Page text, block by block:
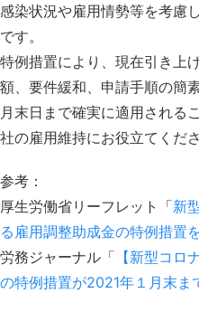
感染状況や雇用情勢等を考慮
です。
特例措置により、現在引き上
額、要件緩和、申請手順の簡
月末日まで確実に適用される
社の雇用維持にお役立てくださ
参考：
厚生労働省リーフレット「新
る雇用調整助成金の特例措置
労務ジャーナル「 【新型コロ
の特例措置が2021年１月末ま